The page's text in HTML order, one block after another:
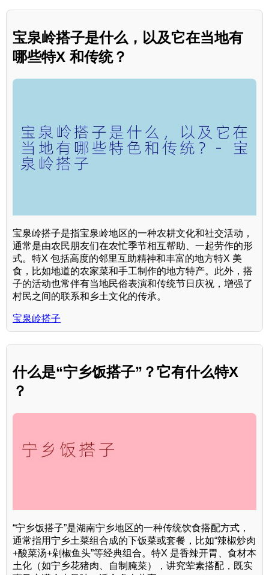
宝泉岭搭子是什么，以及它在当地有
哪些特X 和传统？
宝泉岭搭子是指宝泉岭地区的一种农耕文化和社交活动，
通常是由农民朋友们在农忙季节相互帮助、一起劳作的形
式。特X 包括高度的邻里互助精神和丰富的地方特X 美
食，比如地道的农家菜和手工制作的地方特产。此外，搭
子的活动也常伴有当地民俗表演和传统节日庆祝，增强了
村民之间的联系和乡土文化的传承。
宝泉岭搭子
什么是“宁乡饭搭子”？它有什么特X
？
“宁乡饭搭子”是湖南宁乡地区的一种传统饮食搭配方式，
通常指用宁乡土菜组合成的下饭菜或套餐，比如“辣椒炒肉
+酸菜汤+剁椒鱼头”等经典组合。特X 是香辣开胃、食材本
土化（如宁乡花猪肉、自制腌菜），讲究荤素搭配，既实